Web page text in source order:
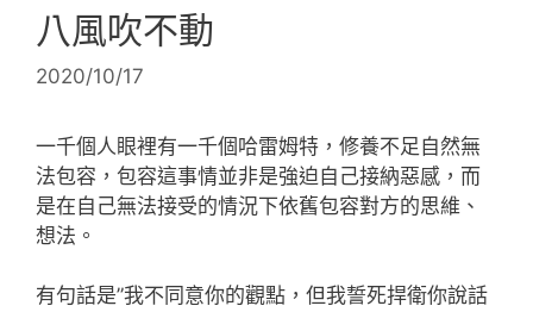
八風吹不動
2020/10/17
一千個人眼裡有一千個哈雷姆特，修養不足自然無
法包容，包容這事情並非是強迫自己接納惡感，而
是在自己無法接受的情況下依舊包容對方的思維、
想法。
有句話是”我不同意你的觀點，但我誓死捍衛你說話